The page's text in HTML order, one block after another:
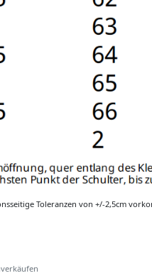
Toleranzen von +/-2,5cm